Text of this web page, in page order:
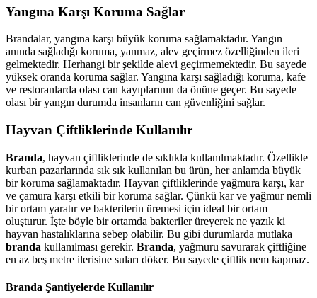
Yangına Karşı Koruma Sağlar
Brandalar, yangına karşı büyük koruma sağlamaktadır. Yangın
anında sağladığı koruma, yanmaz, alev geçirmez özelliğinden ileri
gelmektedir. Herhangi bir şekilde alevi geçirmemektedir. Bu sayede
yüksek oranda koruma sağlar. Yangına karşı sağladığı koruma, kafe
ve restoranlarda olası can kayıplarının da önüne geçer. Bu sayede
olası bir yangın durumda insanların can güvenliğini sağlar.
Hayvan Çiftliklerinde Kullanılır
Branda, hayvan çiftliklerinde de sıklıkla kullanılmaktadır. Özellikle
kurban pazarlarında sık sık kullanılan bu ürün, her anlamda büyük
bir koruma sağlamaktadır. Hayvan çiftliklerinde yağmura karşı, kar
ve çamura karşı etkili bir koruma sağlar. Çünkü kar ve yağmur nemli
bir ortam yaratır ve bakterilerin üremesi için ideal bir ortam
oluşturur. İşte böyle bir ortamda bakteriler üreyerek ne yazık ki
hayvan hastalıklarına sebep olabilir. Bu gibi durumlarda mutlaka
branda kullanılması gerekir. Branda, yağmuru savurarak çiftliğine
en az beş metre ilerisine suları döker. Bu sayede çiftlik nem kapmaz.
Branda Şantiyelerde Kullanılır